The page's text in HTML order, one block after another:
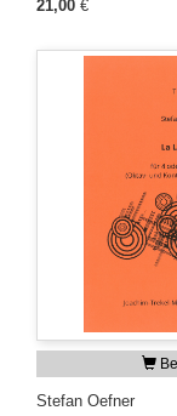
21,00 €
Stefan Oefner